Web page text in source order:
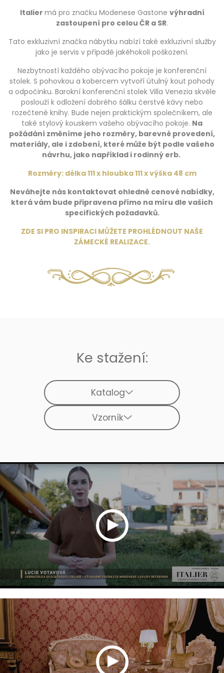
Italier má pro značku Modenese Gastone výhradní
zastoupení pro celou ČR a SR.
Tato exkluzivní značka nábytku nabízí také exkluzivní služby
jako je servis v případě jakéhokoli poškození.
Nezbytností každého obývacího pokoje je konferenční
stolek. S pohovkou a kobercem vytvoří útulný kout pohody
a odpočinku. Barokní konferenční stolek Villa Venezia skvěle
poslouží k odložení dobrého šálku čerstvé kávy nebo
rozečtené knihy. Bude nejen praktickým společníkem, ale
také stylový kouskem vašeho obývacího pokoje. Na
požádání změníme jeho rozměry, barevné provedení,
materiály, ale i zdobení, které může být podle vašeho
návrhu, jako například i rodinný erb.
Rozměry: délka 111 x hloubka 111 x výška 48 cm
Neváhejte nás kontaktovat ohledně cenové nabídky,
která vám bude připravena přímo na míru dle vašich
specifických požadavků.
ZDE SI PRO INSPIRACI MŮŽETE PROHLÉDNOUT NAŠE
ZÁMECKÉ REALIZACE.
Ke stažení:
Katalog
Vzorník